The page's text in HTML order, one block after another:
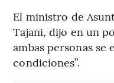
El ministro de
Tajani, dijo en un
ambas personas se
condiciones”.